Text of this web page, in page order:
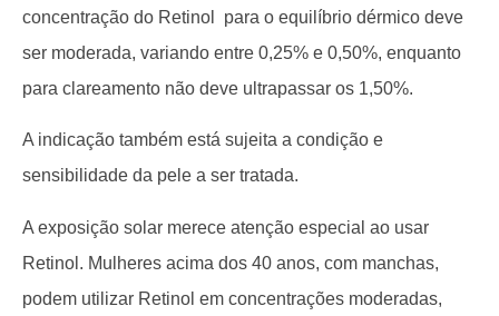
concentração do Retinol para o equilíbrio dérmico deve
ser moderada, variando entre 0,25% e 0,50%, enquanto
para clareamento não deve ultrapassar os 1,50%.
A indicação também está sujeita a condição e
sensibilidade da pele a ser tratada.
A exposição solar merece atenção especial ao usar
Retinol. Mulheres acima dos 40 anos, com manchas,
podem utilizar Retinol em concentrações moderadas,